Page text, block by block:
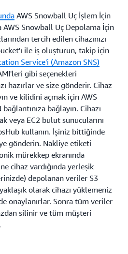
AWS Snowball Uç İşlem İçin
Snowball Uç Depolama İçin
tercih edilen cihazınızı
ile iş oluşturun, takip için
Service'i (Amazon SNS)
gibi seçenekleri
hazırlar ve size gönderir. Cihaz
ve kilidini açmak için AWS
bağlayın. Cihazı
veya EC2 bulut sunucularını
kullanın. İşiniz bittiğinde
gönderin. Nakliye etiketi
mürekkep ekranında
cihaz vardığında yerleşik
depolanan veriler S3
olarak cihazı yüklemeniz
onaylanırlar. Sonra tüm veriler
silinir ve tüm müşteri